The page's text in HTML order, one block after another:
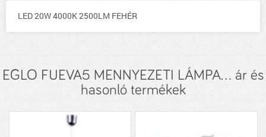
LED 20W 4000K 2500LM FEHÉR
EGLO FUEVA5 MENNYEZETI LÁMPA... ár és
hasonló termékek